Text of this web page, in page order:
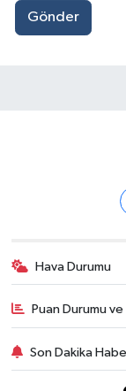
Gönder
Hava Durumu
Puan Durumu
Son Dakika